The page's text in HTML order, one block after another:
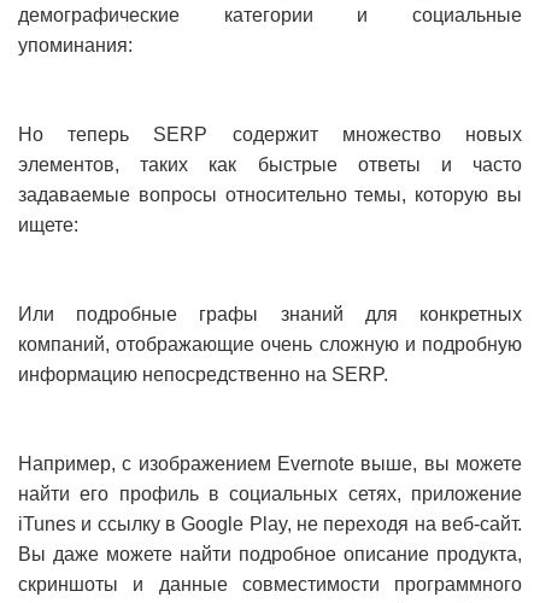
демографические категории и социальные
упоминания:
Но теперь SERP содержит множество новых
элементов, таких как быстрые ответы и часто
задаваемые вопросы относительно темы, которую вы
ищете:
Или подробные графы знаний для конкретных
компаний, отображающие очень сложную и подробную
информацию непосредственно на SERP.
Например, с изображением Evernote выше, вы можете
найти его профиль в социальных сетях, приложение
iTunes и ссылку в Google Play, не переходя на веб-сайт.
Вы даже можете найти подробное описание продукта,
скриншоты и данные совместимости программного